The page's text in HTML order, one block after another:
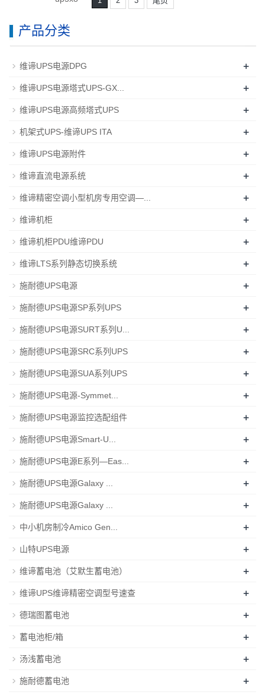
产品分类
维谛UPS电源DPG +
维谛UPS电源塔式UPS-GX... +
维谛UPS电源高频塔式UPS +
机架式UPS-维谛UPS ITA +
维谛UPS电源附件 +
维谛直流电源系统 +
维谛精密空调小型机房专用空调—... +
维谛机柜 +
维谛机柜PDU维谛PDU +
维谛LTS系列静态切换系统 +
施耐德UPS电源 +
施耐德UPS电源SP系列UPS +
施耐德UPS电源SURT系列U... +
施耐德UPS电源SRC系列UPS +
施耐德UPS电源SUA系列UPS +
施耐德UPS电源-Symmet... +
施耐德UPS电源监控选配组件 +
施耐德UPS电源Smart-U... +
施耐德UPS电源E系列—Eas... +
施耐德UPS电源Galaxy ... +
施耐德UPS电源Galaxy ... +
中小机房制冷Amico Gen... +
山特UPS电源 +
维谛蓄电池（艾默生蓄电池） +
维谛UPS维谛精密空调型号速查 +
德瑞图蓄电池 +
蓄电池柜/箱 +
汤浅蓄电池 +
施耐德蓄电池 +